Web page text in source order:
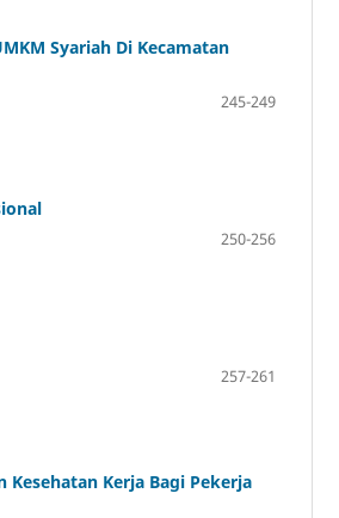
Syariah Di Kecamatan
245-249
250-256
257-261
Kerja Bagi Pekerja